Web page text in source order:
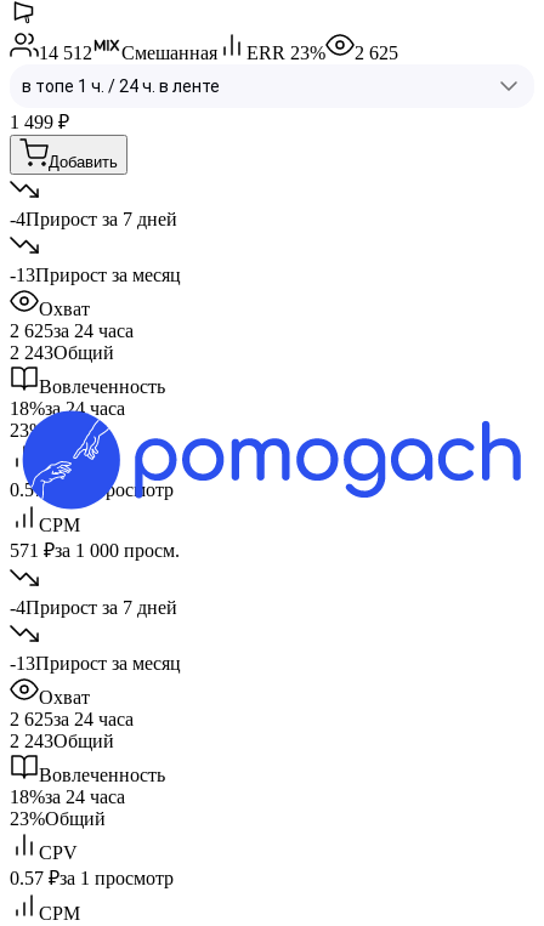
14 512 Смешанная ERR 23% 2 625
1 499 ₽
Добавить
-4Прирост за 7 дней
-13Прирост за месяц
Охват
2 625за 24 часа
2 243Общий
Вовлеченность
18%за 24 часа
23%
Общий
CPV
0.57 ₽
за 1 просмотр
CPM
571 ₽за 1 000 просм.
-4Прирост за 7 дней
-13Прирост за месяц
Охват
2 625за 24 часа
2 243Общий
Вовлеченность
18%за 24 часа
23%Общий
CPV
0.57 ₽за 1 просмотр
CPM